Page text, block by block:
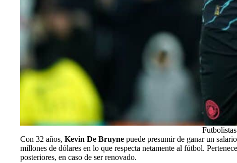
Con 32 años, Kevin De Bruyne puede presumir de ganar un
millones de dólares en lo que respecta netamente al fútbol.
posteriores, en caso de ser renovado.